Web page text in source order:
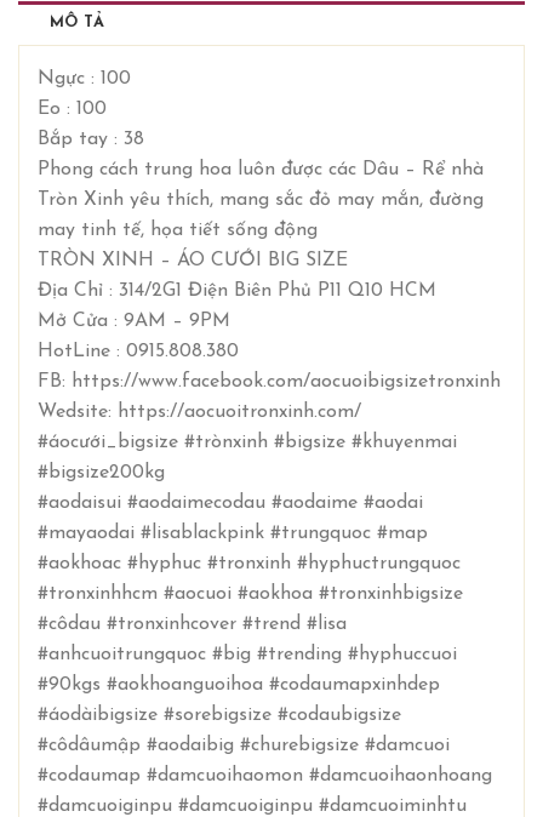
MÔ TẢ
Ngực : 100
Eo : 100
Bắp tay : 38
Phong cách trung hoa luôn được các Dâu – Rể nhà
Tròn Xinh yêu thích, mang sắc đỏ may mắn, đường
may tinh tế, họa tiết sống động
TRÒN XINH – ÁO CƯỚI BIG SIZE
Địa Chỉ : 314/2G1 Điện Biên Phủ P11 Q10 HCM
Mở Cửa : 9AM – 9PM
HotLine : 0915.808.380
FB: https://www.facebook.com/aocuoibigsizetronxinh
Wedsite: https://aocuoitronxinh.com/
#áocưới_bigsize #trònxinh #bigsize #khuyenmai
#bigsize200kg
#aodaisui #aodaimecodau #aodaime #aodai
#mayaodai #lisablackpink #trungquoc #map
#aokhoac #hyphuc #tronxinh #hyphuctrungquoc
#tronxinhhcm #aocuoi #aokhoa #tronxinhbigsize
#côdau #tronxinhcover #trend #lisa
#anhcuoitrungquoc #big #trending #hyphuccuoi
#90kgs #aokhoanguoihoa #codaumapxinhdep
#áodàibigsize #sorebigsize #codaubigsize
#côdâumập #aodaibig #churebigsize #damcuoi
#codaumap #damcuoihaomon #damcuoihaonhoang
#damcuoiginpu #damcuoiginpu #damcuoiminhtu